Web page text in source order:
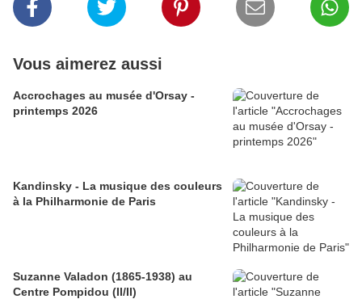
Vous aimerez aussi
Accrochages au musée d'Orsay -
printemps 2026
Kandinsky - La musique des couleurs
à la Philharmonie de Paris
Suzanne Valadon (1865-1938) au
Centre Pompidou (II/II)